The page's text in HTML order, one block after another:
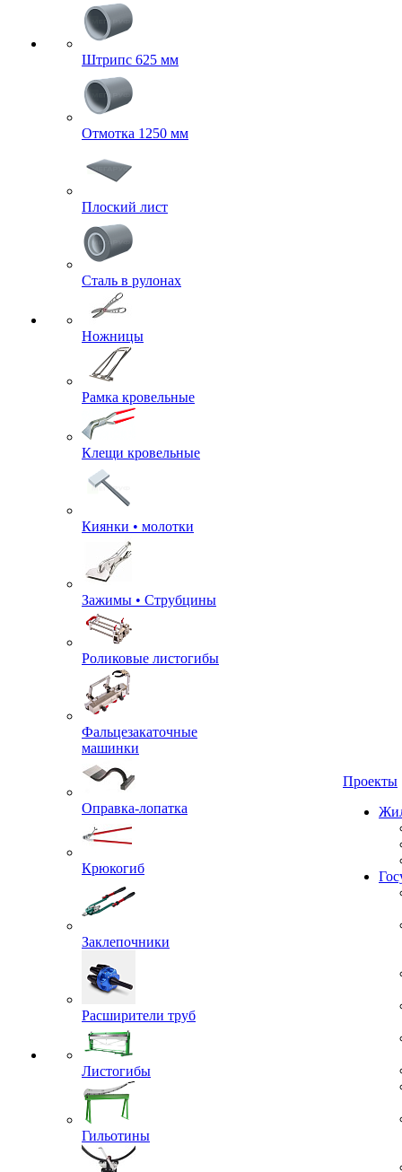
Штрипс 625 мм
Отмотка 1250 мм
Плоский лист
Сталь в рулонах
Ножницы
Рамка кровельные
Клещи кровельные
Киянки • молотки
Зажимы • Струбцины
Роликовые листогибы
Фальцезакаточные
машинки
Оправка-лопатка
Крюкогиб
Заклепочники
Расширители труб
Листогибы
Гильотины
Проекты